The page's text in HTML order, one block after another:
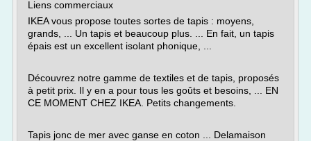
Liens commerciaux
IKEA vous propose toutes sortes de tapis : moyens,
grands, ... Un tapis et beaucoup plus. ... En fait, un tapis
épais est un excellent isolant phonique, ...
Découvrez notre gamme de textiles et de tapis, proposés
à petit prix. Il y en a pour tous les goûts et besoins, ... EN
CE MOMENT CHEZ IKEA. Petits changements.
Tapis jonc de mer avec ganse en coton ... Delamaison